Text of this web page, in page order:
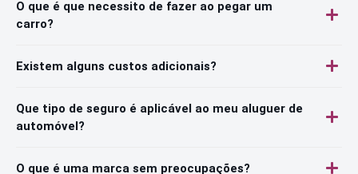
O que é que necessito de fazer ao pegar um
carro?
Existem alguns custos adicionais?
Que tipo de seguro é aplicável ao meu aluguer de
automóvel?
O que é uma marca sem preocupações?